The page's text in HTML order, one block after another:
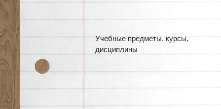
Учебные предметы, курсы,
дисциплины